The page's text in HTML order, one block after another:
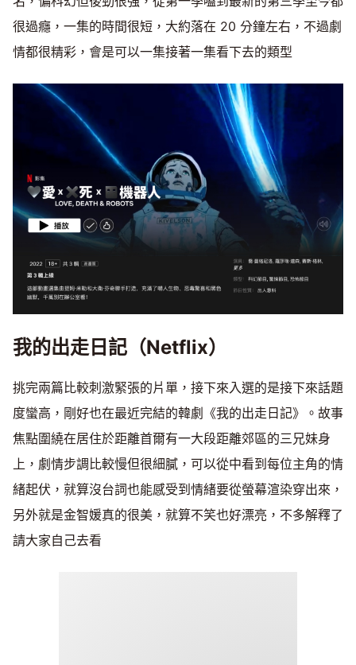
很過癮，一集的時間很短，大約落在 20 分鐘左右，不過劇
情都很精彩，會是可以一集接著一集看下去的類型
我的出走日記（Netflix）
挑完兩篇比較刺激緊張的片單，接下來入選的是接下來話題
度蠻高，剛好也在最近完結的韓劇《我的出走日記》。故事
焦點圍繞在居住於距離首爾有一大段距離郊區的三兄妹身
上，劇情步調比較慢但很細膩，可以從中看到每位主角的情
緒起伏，就算沒台詞也能感受到情緒要從螢幕渲染穿出來，
另外就是金智媛真的很美，就算不笑也好漂亮，不多解釋了
請大家自己去看